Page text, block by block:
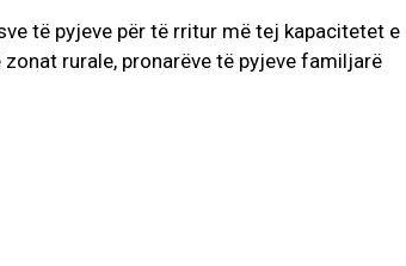
të pyjeve për të rritur më tej kapacitetet e
rurale, pronarëve të pyjeve familjarë